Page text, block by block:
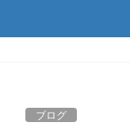
ブログ